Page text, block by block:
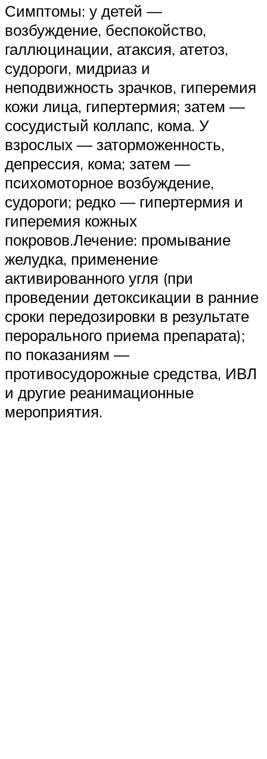
Симптомы: у детей —
возбуждение, беспокойство,
галлюцинации, атаксия, атетоз,
судороги, мидриаз и
неподвижность зрачков, гиперемия
кожи лица, гипертермия; затем —
сосудистый коллапс, кома. У
взрослых — заторможенность,
депрессия, кома; затем —
психомоторное возбуждение,
судороги; редко — гипертермия и
гиперемия кожных
покровов.Лечение: промывание
желудка, применение
активированного угля (при
проведении детоксикации в ранние
сроки передозировки в результате
перорального приема препарата);
по показаниям —
противосудорожные средства, ИВЛ
и другие реанимационные
мероприятия.